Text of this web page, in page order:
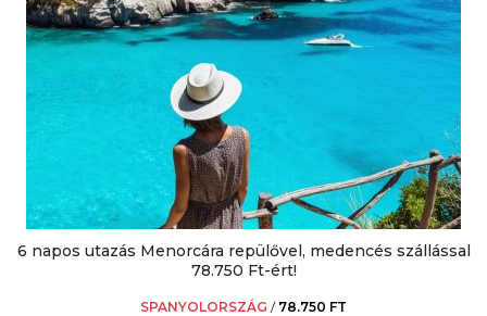
6 napos utazás Menorcára repülővel, medencés szállással
78.750 Ft-ért!
SPANYOLORSZÁG / 78.750 FT